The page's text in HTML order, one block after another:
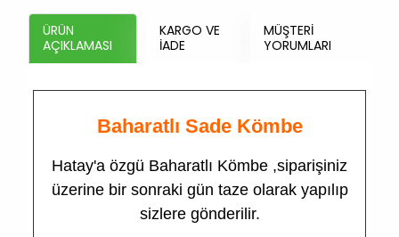
ÜRÜN
AÇIKLAMASI
KARGO VE
İADE
MÜŞTERI
YORUMLARI
Baharatlı Sade Kömbe
Hatay'a özgü Baharatlı Kömbe ,siparişiniz
üzerine bir sonraki gün taze olarak yapılıp
sizlere gönderilir.